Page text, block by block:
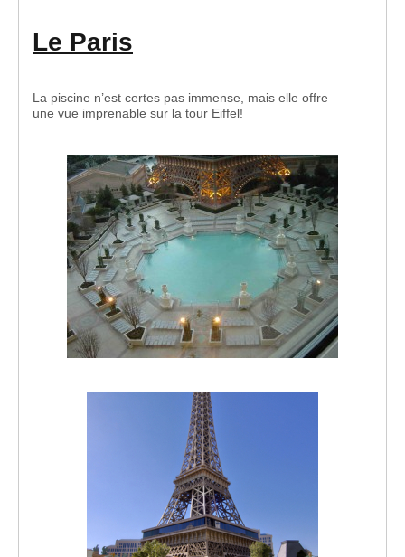
Le Paris
La piscine n’est certes pas immense, mais elle offre
une vue imprenable sur la tour Eiffel!